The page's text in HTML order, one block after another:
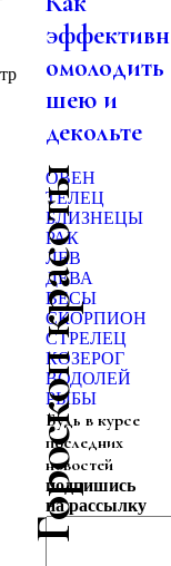
омолодить
шею и
декольте
Гороскоп красоты
ОВЕН
ТЕЛЕЦ
БЛИЗНЕЦЫ
РАК
ЛЕВ
ДЕВА
ВЕСЫ
СКОРПИОН
СТРЕЛЕЦ
КОЗЕРОГ
ВОДОЛЕЙ
РЫБЫ
Будь в курсе
последних
новостей
подпишись
на рассылку